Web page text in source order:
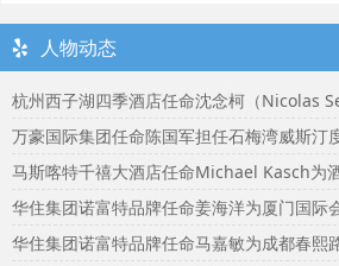
人物动态
杭州西子湖四季酒店任命沈念柯（Nicolas
万豪国际集团任命陈国军担任石梅湾威斯汀
马斯喀特千禧大酒店任命Michael Kasch为
华住集团诺富特品牌任命马嘉敏为成都春熙